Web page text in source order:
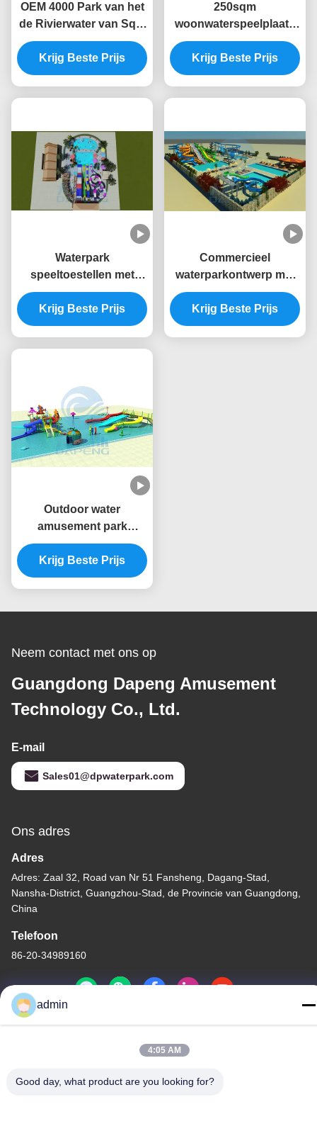
OEM 4000 Park van het
de Rivierwater van Sqm
het Luie die met
Zwembaddia's wordt
aangepast
Krijg Beste Prijs
250sqm
woonwaterspeelplaats
met Antislipmatten en
de Nevelapparaten van
het Pretwater
Krijg Beste Prijs
Waterpark
speeltoestellen met
Aqua glasvezel
waterglijbaan voor
kinderen
Krijg Beste Prijs
Commercieel
waterparkontwerp met
zwembad water splash
pad voor kinderen
Krijg Beste Prijs
Outdoor water
amusement park
speeltuin set kids
glasvezel glijgroep
Krijg Beste Prijs
Neem contact met ons op
Guangdong Dapeng Amusement
Technology Co., Ltd.
E-mail
Sales01@dpwaterpark.com
Ons adres
Adres
Adres: Zaal 32, Road van Nr 51 Fansheng, Dagang-Stad,
Nansha-District, Guangzhou-Stad, de Provincie van Guangdong,
China
Telefoon
86-20-34989160
-2026 Guangdong Dapeng Amusement Technology Co., Ltd. Alle
admin
4:05 AM
Good day, what product are you looking for?